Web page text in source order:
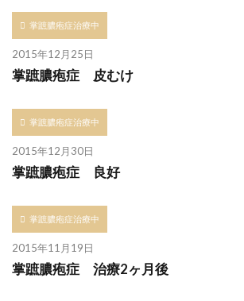
掌蹠膿疱症治療中
2015年12月25日
掌蹠膿疱症 皮むけ
掌蹠膿疱症治療中
2015年12月30日
掌蹠膿疱症 良好
掌蹠膿疱症治療中
2015年11月19日
掌蹠膿疱症 治療2ヶ月後